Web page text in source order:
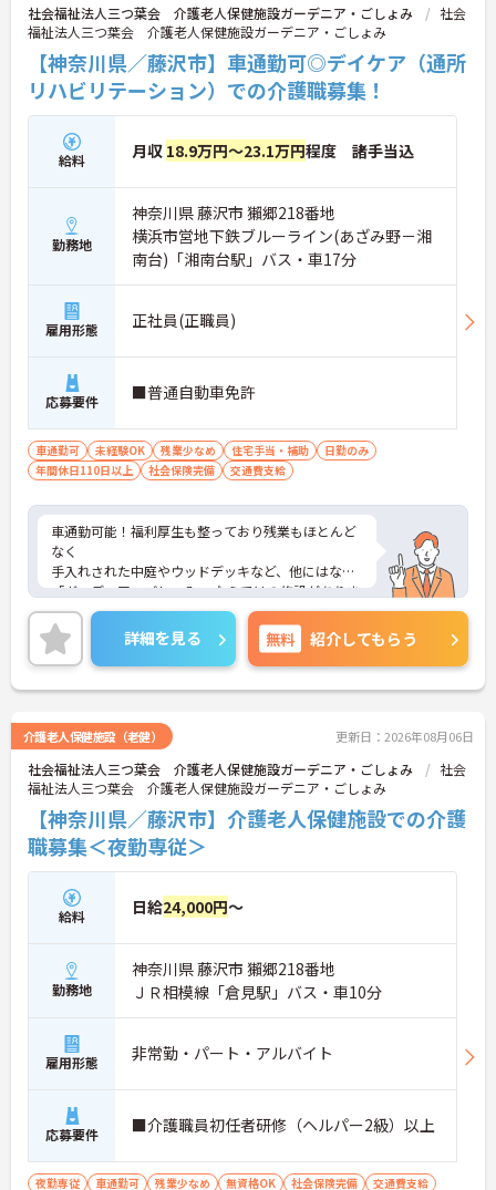
社会福祉法人三つ葉会 介護老人保健施設ガーデニア・ごしょみ
社会
福祉法人三つ葉会 介護老人保健施設ガーデニア・ごしょみ
【神奈川県／藤沢市】車通勤可◎デイケア（通所
リハビリテーション）での介護職募集！
給料 月収 18.9万円～23.1万円程度 諸手当込
勤務地
神奈川県 藤沢市 獺郷218番地
横浜市営地下鉄ブルーライン(あざみ野－湘
南台)「湘南台駅」バス・車17分
雇用形態 正社員(正職員)
応募要件 ■普通自動車免許
車通勤可 未経験OK 残業少なめ 住宅手当・補助
日勤のみ
年間休日110日以上
社会保険完備 交通費支給
車通勤可能！福利厚生も整っており残業もほとんど
なく
手入れされた中庭やウッドデッキなど、他にはない
「ガーデニア・ごしょみ」 ならではの施設がありま
す。
ご興味のある方はお気軽にお問合せ下さい。
詳細を見る 無料 紹介してもらう
介護老人保健施設（老健） 更新日：2026年08月06日
社会福祉法人三つ葉会 介護老人保健施設ガーデニア・ごしょみ
社会
福祉法人三つ葉会 介護老人保健施設ガーデニア・ごしょみ
【神奈川県／藤沢市】介護老人保健施設での介護
職募集＜夜勤専従＞
給料 日給24,000円～
勤務地
神奈川県 藤沢市 獺郷218番地
ＪＲ相模線「倉見駅」バス・車10分
雇用形態 非常勤・パート・アルバイト
応募要件 ■介護職員初任者研修（ヘルパー2級）以上
夜勤専従 車通勤可 残業少なめ 無資格OK 社会保険完備 交通費支給